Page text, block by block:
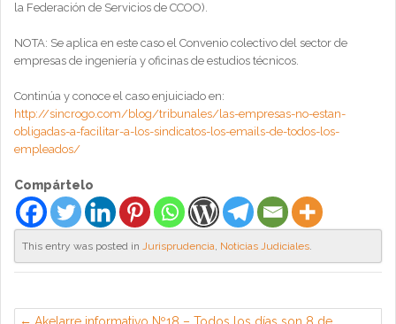
la Federación de Servicios de CCOO).
NOTA: Se aplica en este caso el Convenio colectivo del sector de
empresas de ingeniería y oficinas de estudios técnicos.
Continúa y conoce el caso enjuiciado en:
http://sincrogo.com/blog/tribunales/las-empresas-no-estan-
obligadas-a-facilitar-a-los-sindicatos-los-emails-de-todos-los-
empleados/
Compártelo
This entry was posted in Jurisprudencia, Noticias Judiciales.